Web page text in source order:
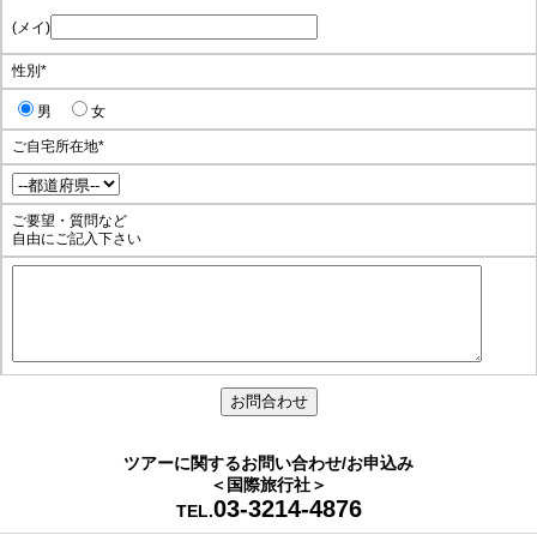
(メイ)
性別 *
男 女
ご自宅所在地*
ご要望・質問など
自由にご記入下さい
ツアーに関するお問い合わせ/お申込み
＜国際旅行社＞
TEL.03-3214-4876